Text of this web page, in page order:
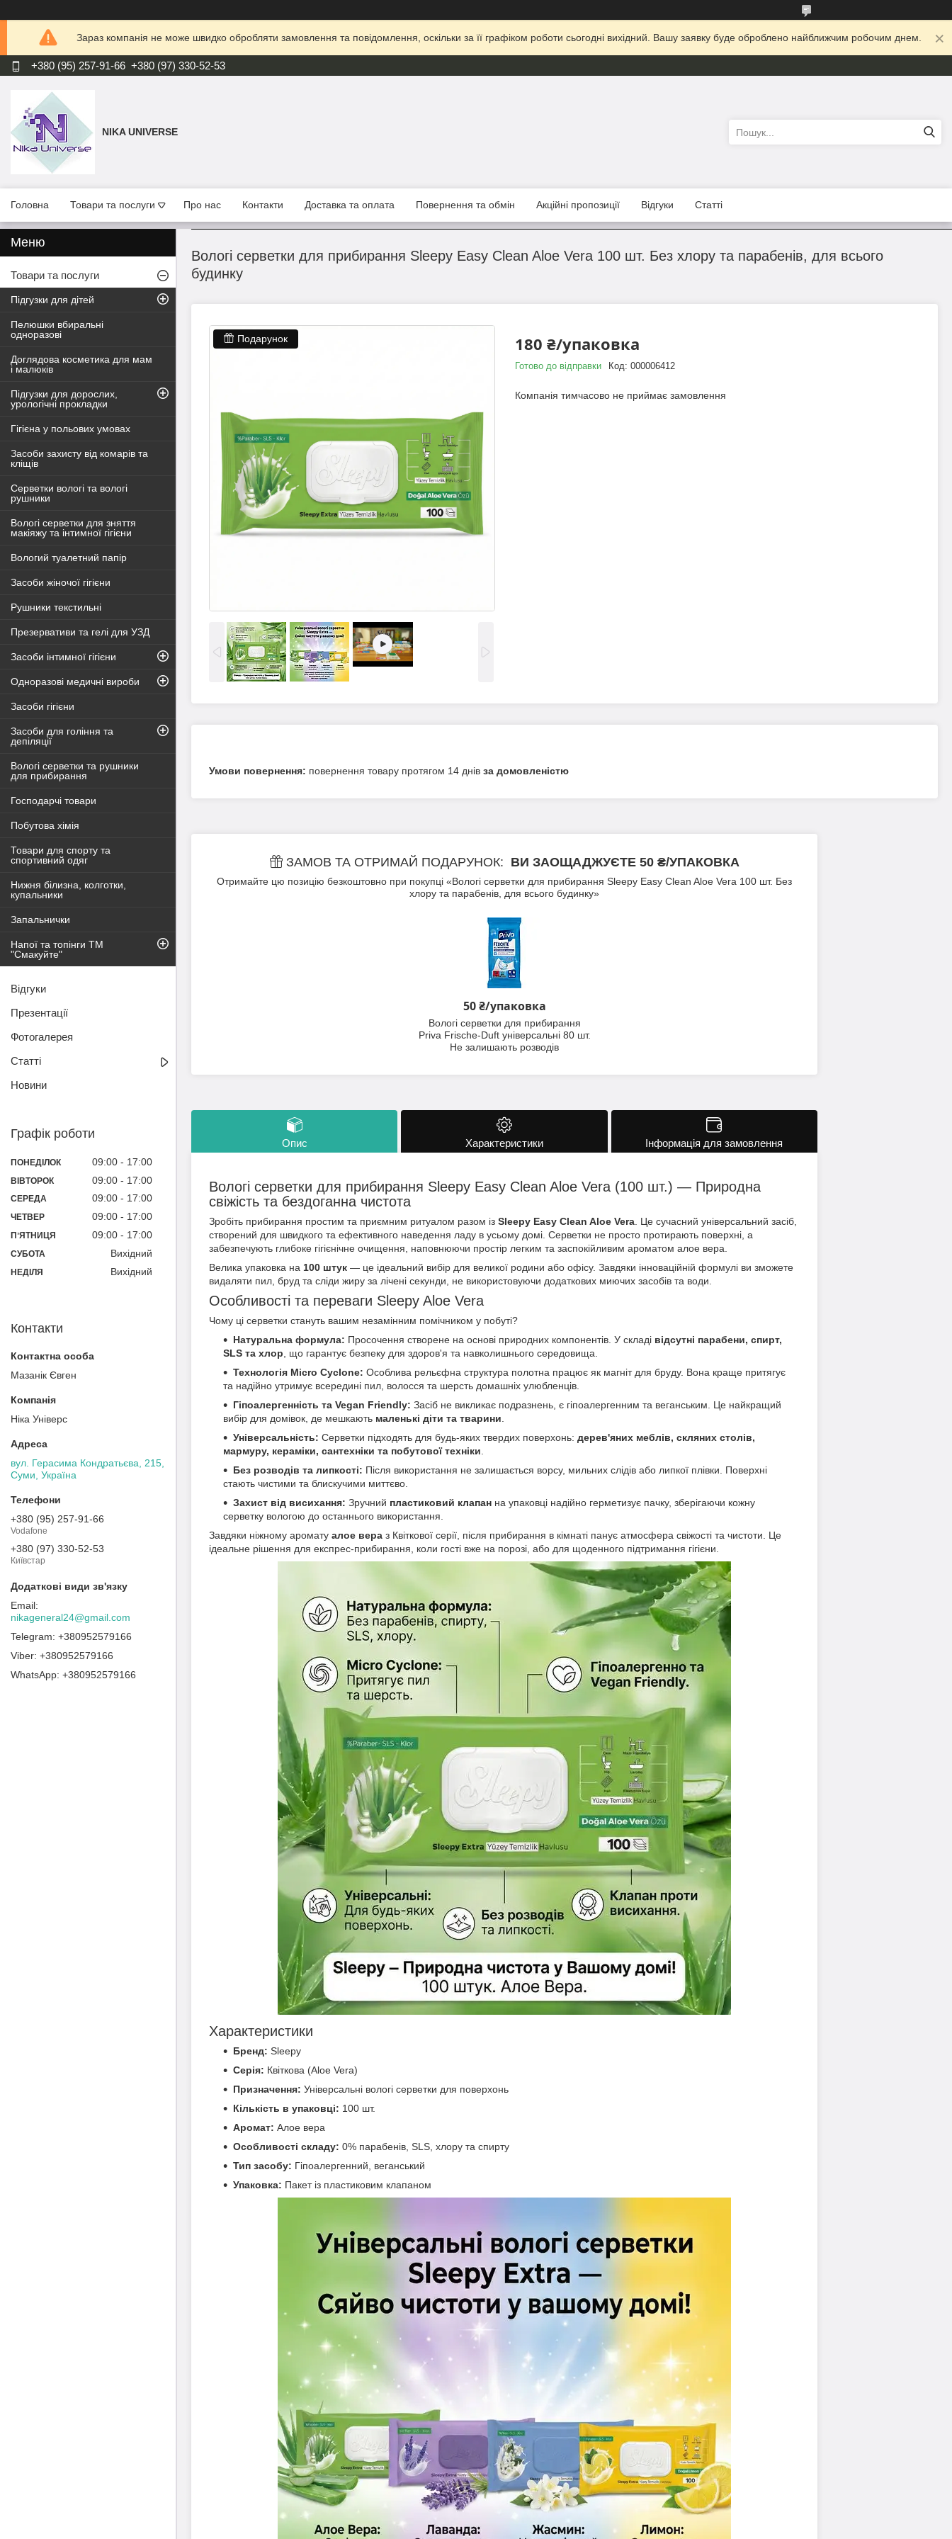
Зараз компанія не може швидко обробляти замовлення та повідомлення, оскільки за її графіком роботи сьогодні вихідний. Вашу заявку буде оброблено найближчим робочим днем.
+380 (95) 257-91-66 +380 (97) 330-52-53
NIKA UNIVERSE
Головна Товари та послуги Про нас Контакти Доставка та оплата Повернення та обмін Акційні пропозиції Відгуки Статті
Вологі серветки для прибирання Sleepy Easy Clean Aloe Vera 100 шт. Без хлору та парабенів, для всього
будинку
Подарунок 180 ₴/упаковка
Готово до відправки Код: 000006412
Компанія тимчасово не приймає замовлення
повернення товару протягом 14 днів за домовленістю
ЗАМОВ ТА ОТРИМАЙ ПОДАРУНОК ВИ ЗАОЩАДЖУЄТЕ 50 ₴/УПАКОВКА
Отримайте цю позицію безкоштовно при покупці «Вологі серветки для прибирання Sleepy Easy Clean Aloe Vera 100 шт. Без
хлору та парабенів, для всього будинку»
50 ₴/упаковка
Вологі серветки для прибирання
Priva Frische-Duft універсальні 80 шт.
Не залишають розводів
Опис Характеристики Інформація для замовлення
Вологі серветки для прибирання Sleepy Easy Clean Aloe Vera (100 шт.) — Природна
свіжість та бездоганна чистота
Зробіть прибирання простим та приємним ритуалом разом із Sleepy Easy Clean Aloe Vera. Це сучасний універсальний засіб,
створений для швидкого та ефективного наведення ладу в усьому домі. Серветки не просто протирають поверхні, а
забезпечують глибоке гігієнічне очищення, наповнюючи простір легким та заспокійливим ароматом алое вера.
Велика упаковка на 100 штук — це ідеальний вибір для великої родини або офісу. Завдяки інноваційній формулі ви зможете
видаляти пил, бруд та сліди жиру за лічені секунди, не використовуючи додаткових миючих засобів та води.
Особливості та переваги Sleepy Aloe Vera
Чому ці серветки стануть вашим незамінним помічником у побуті?
Натуральна формула: Просочення створене на основі природних компонентів. У складі відсутні парабени, спирт,
SLS та хлор, що гарантує безпеку для здоров'я та навколишнього середовища.
Технологія Micro Cyclone: Особлива рельєфна структура полотна працює як магніт для бруду. Вона краще притягує
та надійно утримує всередині пил, волосся та шерсть домашніх улюбленців.
Гіпоалергенність та Vegan Friendly: Засіб не викликає подразнень, є гіпоалергенним та веганським. Це найкращий
вибір для домівок, де мешкають маленькі діти та тварини.
Універсальність: Серветки підходять для будь-яких твердих поверхонь: дерев'яних меблів, скляних столів,
мармуру, кераміки, сантехніки та побутової техніки.
Без розводів та липкості: Після використання не залишається ворсу, мильних слідів або липкої плівки. Поверхні
стають чистими та блискучими миттєво.
Захист від висихання: Зручний пластиковий клапан на упаковці надійно герметизує пачку, зберігаючи кожну
серветку вологою до останнього використання.
Завдяки ніжному аромату алое вера з Квіткової серії, після прибирання в кімнаті панує атмосфера свіжості та чистоти. Це
ідеальне рішення для експрес-прибирання, коли гості вже на порозі, або для щоденного підтримання гігієни.
Характеристики
Бренд: Sleepy
Серія: Квіткова (Aloe Vera)
Призначення: Універсальні вологі серветки для поверхонь
Кількість в упаковці: 100 шт.
Аромат: Алое вера
Особливості складу: 0% парабенів, SLS, хлору та спирту
Тип засобу: Гіпоалергенний, веганський
Упаковка: Пакет із пластиковим клапаном
Товари та послуги
Підгузки для дітей
Пелюшки вбиральні
одноразові
Доглядова косметика для мам
і малюків
Підгузки для дорослих,
урологічні прокладки
Гігієна у польових умовах
Засоби захисту від комарів та
кліщів
Серветки вологі та вологі
рушники
Вологі серветки для зняття
макіяжу та інтимної гігієни
Вологий туалетний папір
Засоби жіночої гігієни
Рушники текстильні
Презервативи та гелі для УЗД
Засоби інтимної гігієни
Одноразові медичні вироби
Засоби гігієни
Засоби для гоління та
депіляції
Вологі серветки та рушники
для прибирання
Господарчі товари
Побутова хімія
Товари для спорту та
спортивний одяг
Нижня білизна, колготки,
купальники
Запальнички
Напої та топінги ТМ
"Смакуйте"
Відгуки
Презентації
Фотогалерея
Статті
Новини
Графік роботи
ПОНЕДІЛОК 09:00 17:00
ВІВТОРОК 09:00 17:00
СЕРЕДА 09:00 17:00
ЧЕТВЕР 09:00 17:00
ПʼЯТНИЦЯ 09:00 17:00
СУБОТА Вихідний
НЕДІЛЯ Вихідний
Контакти
Мазанік Євген
Ніка Універс
вул. Герасима Кондратьєва, 215,
Суми, Україна
+380 (95) 257-91-66
Vodafone
+380 (97) 330-52-53
Київстар
nikageneral24@gmail.com
+380952579166
+380952579166
+380952579166